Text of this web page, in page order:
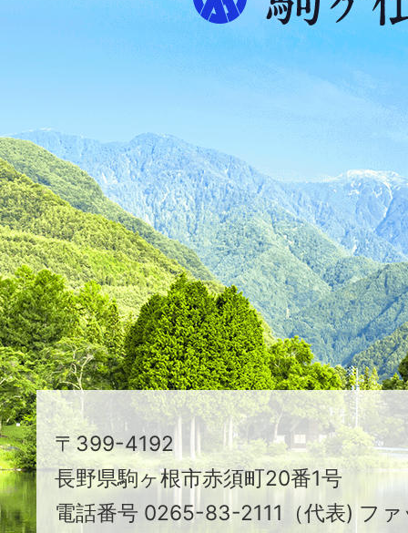
プ
ス
が
た
つ
映
え
る
ま
ち
駒
ヶ
根
市
〒399-4192
長野県駒ヶ根市赤須町20番1号
電話番号 0265-83-2111（代表) フ